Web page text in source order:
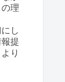
理
し
提
り